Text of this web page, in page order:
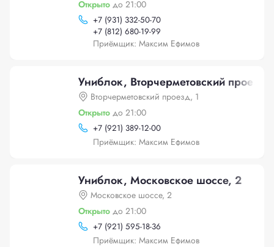
Открыто до 21:00
+7 (931) 332-50-70
+7 (812) 680-19-99
Приёмщик: Максим Ефимов
Униблок, Вторчерметовский проезд,
Вторчерметовский проезд, 1
Открыто до 21:00
+7 (921) 389-12-00
Приёмщик: Максим Ефимов
Униблок, Московское шоссе, 2
Московское шоссе, 2
Открыто до 21:00
+7 (921) 595-18-36
Приёмщик: Максим Ефимов